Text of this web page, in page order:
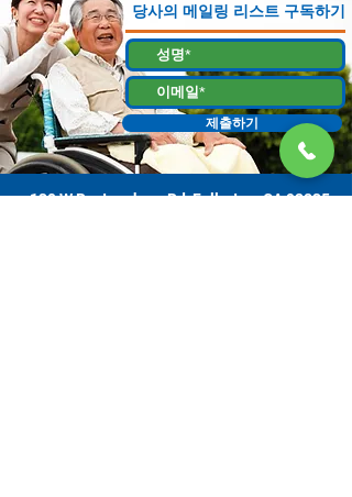
당사의 메일링 리스트 구독하기
제출하기
130 W Bastanchury Rd, Fullerton, CA 92835